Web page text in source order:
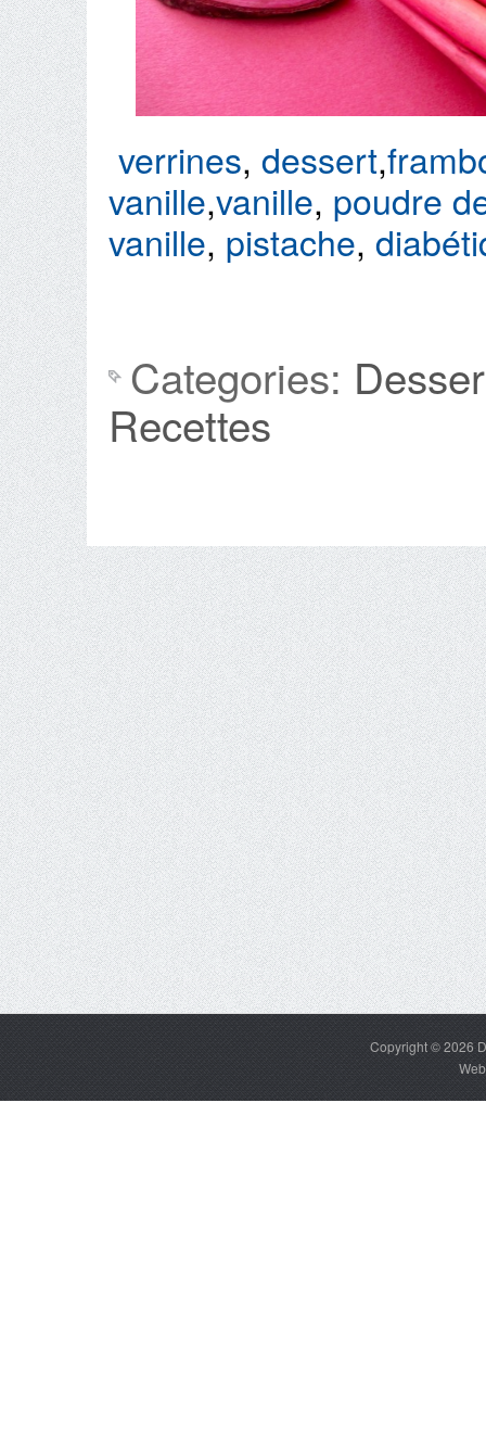
verrines, dessert,
vanille,vanille, poudre
vanille, pistache,
Categories:
Recettes
Copyright © 2026